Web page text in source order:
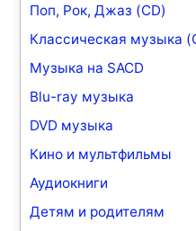
Поп, Рок, Джаз (CD)
Классическая музыка
Музыка на SACD
Blu-ray музыка
DVD музыка
Кино и мультфильмы
Аудиокниги
Детям и родителям